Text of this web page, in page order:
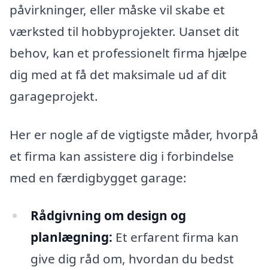
påvirkninger, eller måske vil skabe et
værksted til hobbyprojekter. Uanset dit
behov, kan et professionelt firma hjælpe
dig med at få det maksimale ud af dit
garageprojekt.
Her er nogle af de vigtigste måder, hvorpå
et firma kan assistere dig i forbindelse
med en færdigbygget garage:
Rådgivning om design og
planlægning: Et erfarent firma kan
give dig råd om, hvordan du bedst